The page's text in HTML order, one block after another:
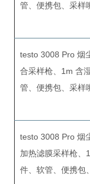
管、便携包、采样
testo 3008 Pro 烟
合采样枪、1m 含
管、便携包、采样
testo 3008 Pro 烟
加热滤膜采样枪、
件、软管、便携包